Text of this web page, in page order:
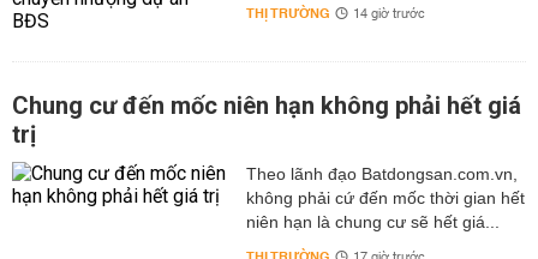
THỊ TRƯỜNG 14 giờ trước
Chung cư đến mốc niên hạn không phải hết giá
trị
Theo lãnh đạo Batdongsan.com.vn,
không phải cứ đến mốc thời gian hết
niên hạn là chung cư sẽ hết giá...